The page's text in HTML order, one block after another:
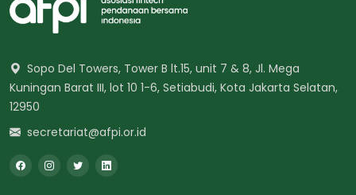
Sopo Del Towers, Tower B lt.15, unit 7 & 8, Jl. Mega
Kuningan Barat III, lot 10 1-6, Setiabudi, Kota Jakarta Selatan,
12950
secretariat@afpi.or.id